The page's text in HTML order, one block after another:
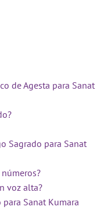
de Agesta para Sanat
Sagrado para Sanat
voz alta?
Sanat Kumara